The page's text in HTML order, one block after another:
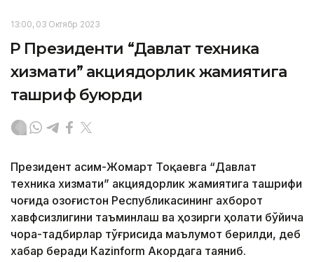
13:00, 03 Октябр 2023
ҚР Президенти “Давлат техника
хизмати” акциядорлик жамиятига
ташриф буюрди
Президент Қасим-Жомарт Тоқаевга “Давлат
техника хизмати” акциядорлик жамиятига ташрифи
чоғида Қозоғистон Республикасининг ахборот
хавфсизлигини таъминлаш ва ҳозирги ҳолати бўйича
чора-тадбирлар тўғрисида маълумот берилди, деб
хабар беради Каzinform Акордага таяниб.